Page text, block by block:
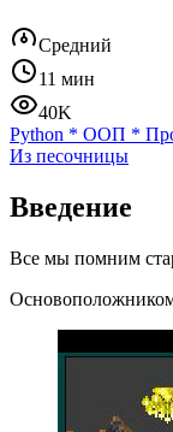
Средний
11 мин
40K
Python * ООП *
Из песочницы
Введение
Все мы помним